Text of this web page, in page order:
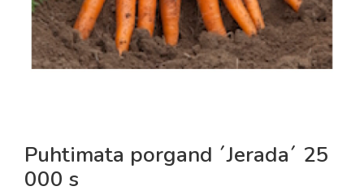
Puhtimata porgand ´Jerada´ 25
000 s